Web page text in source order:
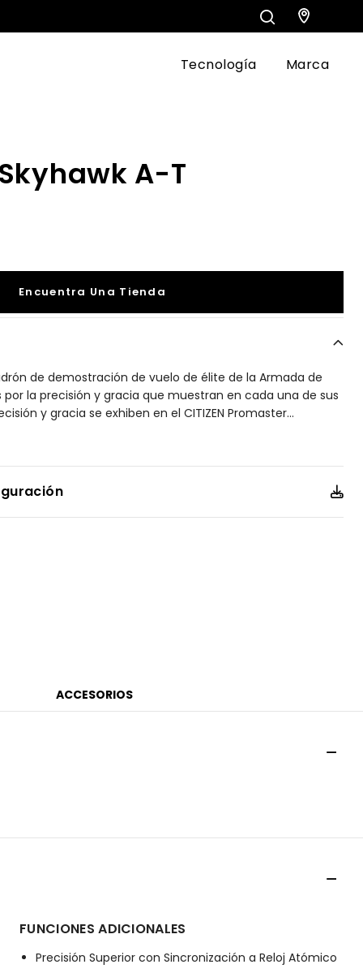
Tecnología Marca
A-T
Encuentra Una Tienda
de demostración de vuelo de élite de la Armada de
por la precisión y gracia que muestran en cada una de sus
y gracia se exhiben en el CITIZEN Promaster...
cronógrafo, calendario perpetuo, hora dual, alarmas,
retroiluminación digital, pantalla UTC y bisel de regla
Este modelo se presenta en una caja de acero inoxidable,
índigo con costuras en contraste amarillo, Carátula azul
y bisel con la insignia del Blue Angels replicada en el
ACCESORIOS
FUNCIONES ADICIONALES
Precisión Superior con Sincronización a Reloj Atómico